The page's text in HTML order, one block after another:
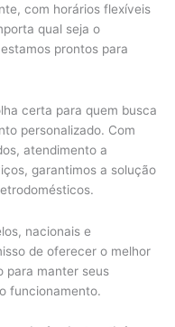
com horários flexíveis
qual seja o
prontos para
certa para quem busca
personalizado. Com
atendimento a
garantimos a solução
nacionais e
de oferecer o melhor
para manter seus
funcionamento.